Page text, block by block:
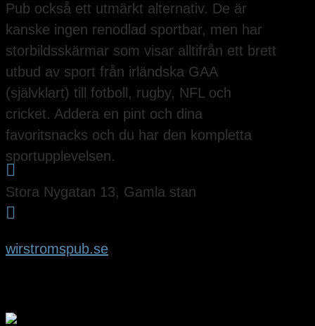
Pub också ett utmärkt alternativ. De är
kanske ingen renodlad sportbar, men har
storbildsskärmar som visar alltifrån ett brett
utbud av sport från irländska GAA
(självklart) till fotboll, rugby, NFL och
cricket. Addera en pint och dina
favoritsnacks och du har den kompletta
sportupplevelsen.

Stora Nygatan 13, Gamla stan

wirstromspub.se